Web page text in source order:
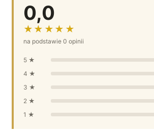
0,0
★★★★★
na podstawie 0 opinii
5 ★
4 ★
3 ★
2 ★
1 ★